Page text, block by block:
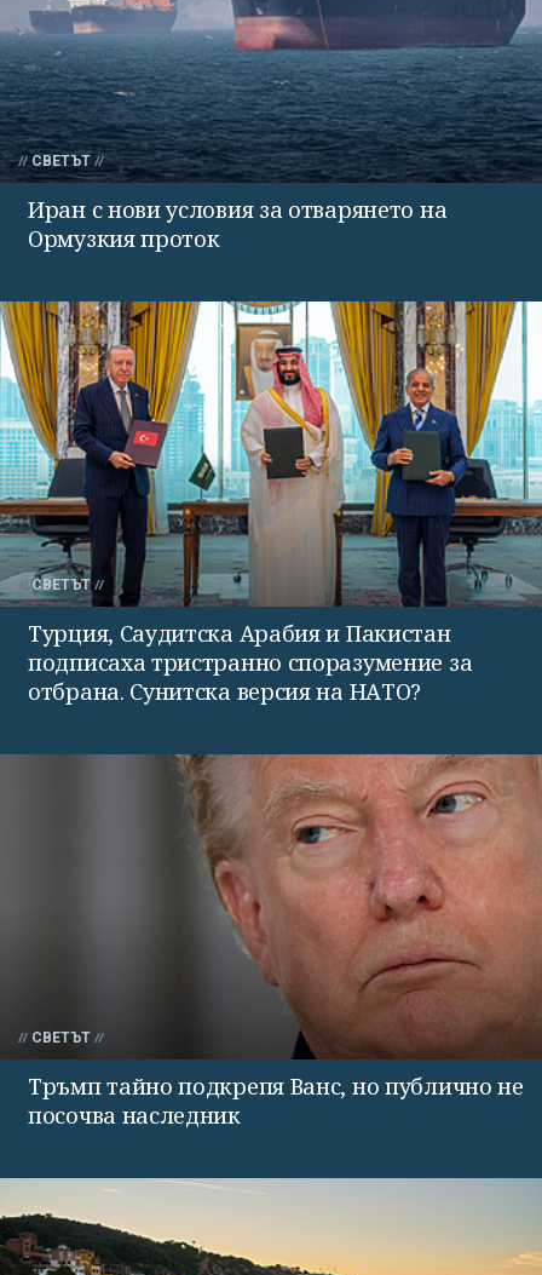
СВЕТЪТ
Иран с нови условия за отварянето на
Ормузкия проток
СВЕТЪТ
Турция, Саудитска Арабия и Пакистан
подписаха тристранно споразумение за
отбрана. Сунитска версия на НАТО?
СВЕТЪТ
Тръмп тайно подкрепя Ванс, но публично не
посочва наследник